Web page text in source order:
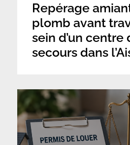
Repérage
plomb avant
sein d’un centre
secours dans